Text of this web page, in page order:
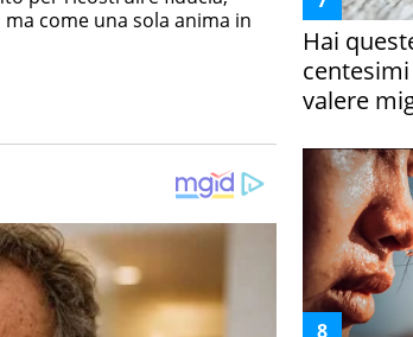
come una sola anima in
Hai
valere